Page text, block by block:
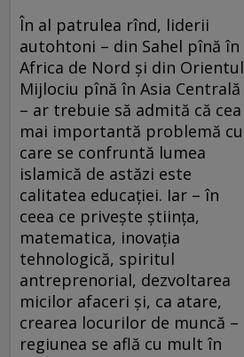
În al patrulea rînd, liderii
autohtoni – din Sahel pînă în
Africa de Nord și din Orientul
Mijlociu pînă în Asia Centrală
– ar trebuie să admită că cea
mai importantă problemă cu
care se confruntă lumea
islamică de astăzi este
calitatea educației. Iar – în
ceea ce privește știința,
matematica, inovația
tehnologică, spiritul
antreprenorial, dezvoltarea
micilor afaceri și, ca atare,
crearea locurilor de muncă –
regiunea se află cu mult în